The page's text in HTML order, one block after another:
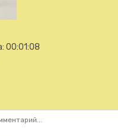
: 00:01:08